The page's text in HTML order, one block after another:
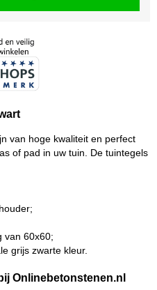
van hoge kwaliteit en perfect
of pad in uw tuin. De tuintegels
van 60x60;
grijs zwarte kleur.
Onlinebetonstenen.nl